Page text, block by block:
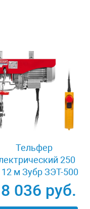
Тельфер
250
12 м Зубр ЗЭТ-500
036 руб.